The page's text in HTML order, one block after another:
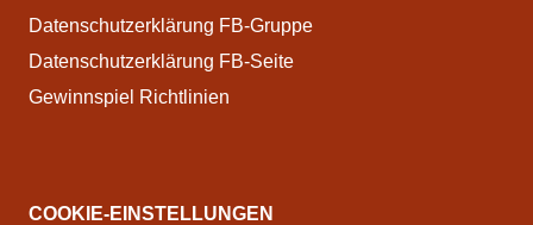
Datenschutzerklärung FB-Gruppe
Datenschutzerklärung FB-Seite
Gewinnspiel Richtlinien
COOKIE-EINSTELLUNGEN